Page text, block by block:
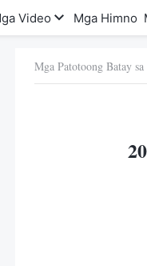
Video Mga Himno
Mga Patotoong Batay